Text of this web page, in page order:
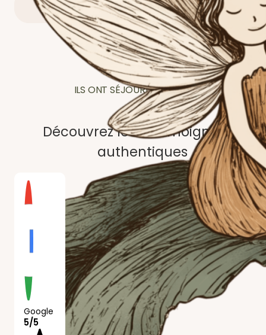
RÉSERVER VOTRE SÉJOUR
ILS ONT SÉJOURNÉ CHEZ NOUS
Découvrez leurs témoignages
authentiques
Google
5/5